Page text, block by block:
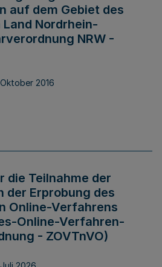
auf dem Gebiet des
Nordrhein-
NRW -
2016
die Teilnahme der
der Erprobung des
Online-Verfahrens
Online-Verfahren-
- ZOVTnVO)